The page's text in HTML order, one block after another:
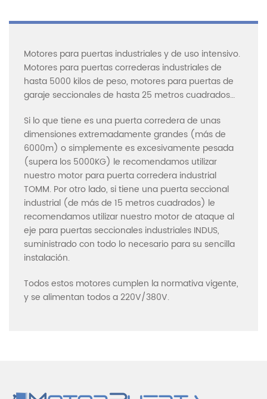
Motores para puertas industriales y de uso intensivo.
Motores para puertas correderas industriales de
hasta 5000 kilos de peso, motores para puertas de
garaje seccionales de hasta 25 metros cuadrados…
Si lo que tiene es una puerta corredera de unas
dimensiones extremadamente grandes (más de
6000m) o simplemente es excesivamente pesada
(supera los 5000KG) le recomendamos utilizar
nuestro motor para puerta corredera industrial
TOMM. Por otro lado, si tiene una puerta seccional
industrial (de más de 15 metros cuadrados) le
recomendamos utilizar nuestro motor de ataque al
eje para puertas seccionales industriales INDUS,
suministrado con todo lo necesario para su sencilla
instalación.
Todos estos motores cumplen la normativa vigente,
y se alimentan todos a 220V/380V.